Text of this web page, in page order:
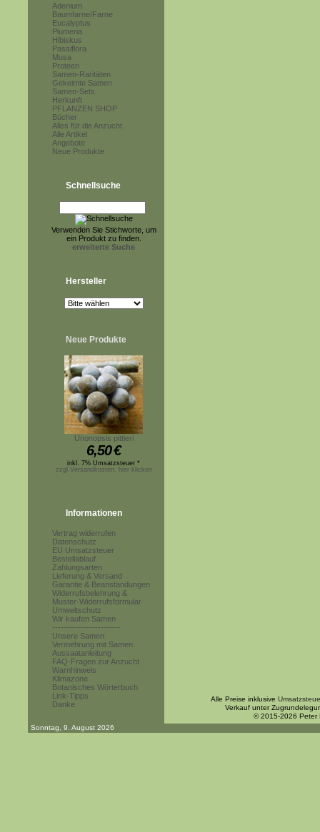
Adenium
Baumfarne/Farne
Eucalyptus
Plumeria
Hibiskus
Passiflora
Musa
Proteen
Samen-Raritäten
Gekeimte Samen
Samen-Sets
Herkunft
PFLANZEN SHOP
Bücher
Alles für die Anzucht
Alle Artikel
Angebote
Neue Produkte
Schnellsuche
Verwenden Sie Stichworte, um
ein Produkt zu finden.
erweiterte Suche
Hersteller
Neue Produkte
Unonopsis pittieri
6,50€
inkl. 7% Umsatzsteuer *
zzgl.Versandkosten, hier klicken
Informationen
Vertrag widerrufen
Datenschutz
EU Umsatzsteuer
Bestellablauf
Zahlungsarten
Lieferung & Versand
Garantie & Beanstandungen
Widerrufsbelehrung &
Muster-Widerrufsformular
Umweltschutz
Wir kaufen Samen
------------------------
Unsere Samen
Vermehrung mit Samen
Aussaatanleitung
FAQ-Fragen zur Anzucht
Warnhinweis
Klimazone
Botanisches Wörterbuch
Link-Tipps
Danke
Alle Preise inklusive
Verkauf unter
© 2015-2026 Peter
Sonntag, 9. August 2026